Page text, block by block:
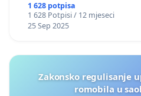
1 628 potpisa
1 628 Potpisi / 12 mjeseci
25 Sep 2025
Zakonsko regulisanje
romobila u